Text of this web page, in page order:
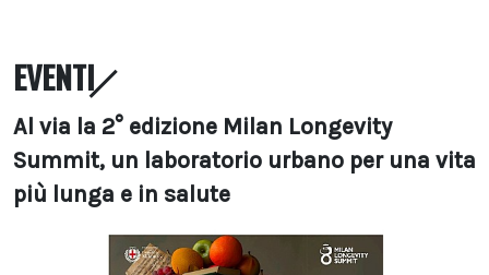
EVENTI
Al via la 2° edizione Milan Longevity
Summit, un laboratorio urbano per una vita
più lunga e in salute